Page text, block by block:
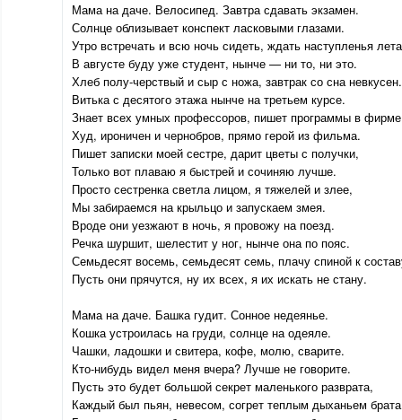
Мама на даче. Велосипед. Завтра сдавать экзамен.
Солнце облизывает конспект ласковыми глазами.
Утро встречать и всю ночь сидеть, ждать наступленья
В августе буду уже студент, нынче — ни то, ни это.
Хлеб полу-черствый и сыр с ножа, завтрак со сна невкусен.
Витька с десятого этажа нынче на третьем курсе.
Знает всех умных профессоров, пишет программы в
Худ, ироничен и чернобров, прямо герой из фильма.
Пишет записки моей сестре, дарит цветы с получки,
Только вот плаваю я быстрей и сочиняю лучше.
Просто сестренка светла лицом, я тяжелей и злее,
Мы забираемся на крыльцо и запускаем змея.
Вроде они уезжают в ночь, я провожу на поезд.
Речка шуршит, шелестит у ног, нынче она по пояс.
Семьдесят восемь, семьдесят семь, плачу спиной к
Пусть они прячутся, ну их всех, я их искать не стану.
Мама на даче. Башка гудит. Сонное недеянье.
Кошка устроилась на груди, солнце на одеяле.
Чашки, ладошки и свитера, кофе, молю, сварите.
Кто-нибудь видел меня вчера? Лучше не говорите.
Пусть это будет большой секрет маленького разврата,
Каждый был пьян, невесом, согрет теплым дыханьем